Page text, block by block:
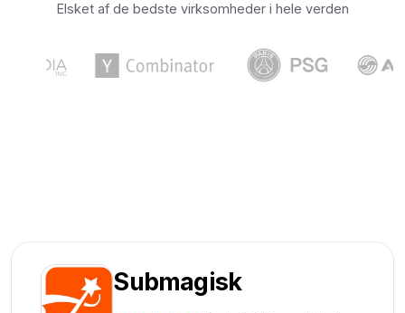
Elsket af de bedste virksomheder i hele verden
Submagisk